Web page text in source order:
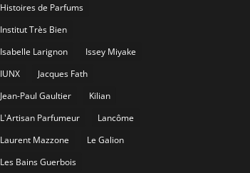
Histoires de Parfums
Institut Très Bien
Isabelle Larignon
Issey Miyake
IUNX
Jacques Fath
Jean-Paul Gaultier
Kilian
L'Artisan Parfumeur
Lancôme
Laurent Mazzone
Le Galion
Les Bains Guerbois